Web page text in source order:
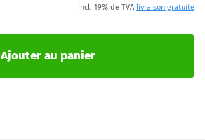
incl. 19% de TVA livraison gratuite
Ajouter au panier